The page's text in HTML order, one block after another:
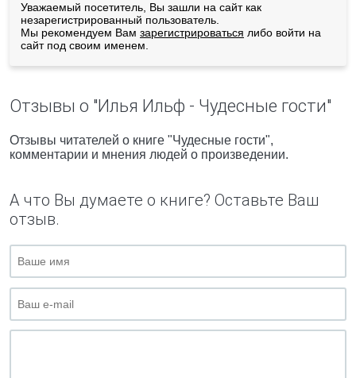
Уважаемый посетитель, Вы зашли на сайт как
незарегистрированный пользователь.
Мы рекомендуем Вам зарегистрироваться либо войти на
сайт под своим именем.
Отзывы о "Илья Ильф - Чудесные гости"
Отзывы читателей о книге "Чудесные гости",
комментарии и мнения людей о произведении.
А что Вы думаете о книге? Оставьте Ваш
отзыв.